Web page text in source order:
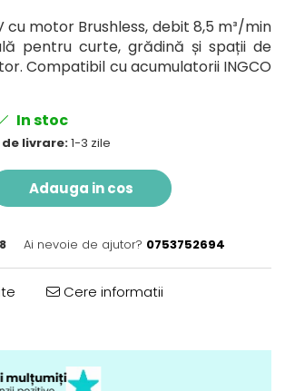
cu motor Brushless, debit 8,5 m³/min
pentru curte, grădină și spații de
Compatibil cu acumulatorii INGCO
In stoc
livrare:1-3 zile
Adauga in cos
Ai nevoie de ajutor? 0753752694
Cere informatii